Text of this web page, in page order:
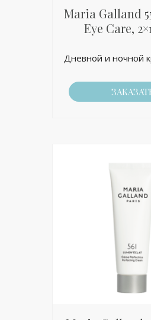
Maria Galland
Eye Care,
Дневной и ночной